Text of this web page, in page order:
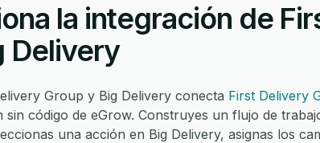
la integración de
Delivery
Group y Big Delivery conecta First Delivery
sin código de eGrow. Construyes un flujo de
una acción en Big Delivery, asignas los